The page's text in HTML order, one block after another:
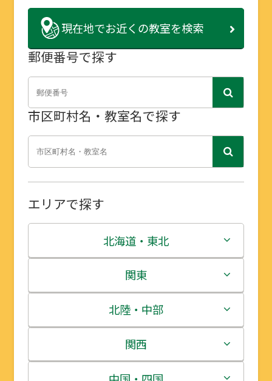
現在地でお近くの教室を検索
郵便番号で探す
市区町村名・教室名で探す
エリアで探す
北海道・東北
北海道
青森県
岩手県
宮城県
関東
茨城県
栃木県
群馬県
北陸・中部
新潟県
富山県
関西
三重県